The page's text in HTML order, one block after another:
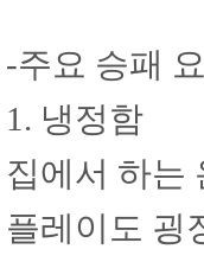
-주요 승패
1. 냉정함
집에서 하는
플레이도 굉